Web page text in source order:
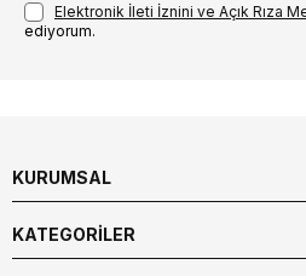
Elektronik İleti İzni‌ni ve Açık Rıza
ediyorum.
KURUMSAL
KATEGORİLER